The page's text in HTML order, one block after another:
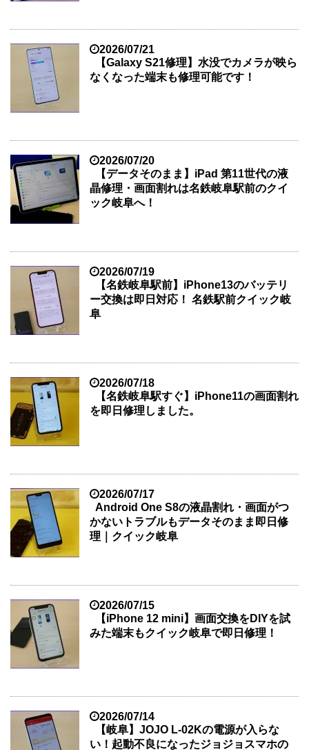
2026/07/21
【Galaxy S21修理】水没でカメラが映ら
なくなった端末も修理可能です！
2026/07/20
【データそのまま】iPad 第11世代の液
晶修理・画面割れは名鉄岐阜駅前のクイ
ック岐阜へ！
2026/07/19
【名鉄岐阜駅前】iPhone13のバッテリ
ー交換は即日対応！ 名鉄駅前クイック岐
阜
2026/07/18
【名鉄岐阜駅すぐ】iPhone11の画面割れ
を即日修理しました。
2026/07/17
Android One S8の液晶割れ・画面がつ
かないトラブルもデータそのまま即日修
理｜クイック岐阜
2026/07/15
【iPhone 12 mini】画面交換をDIYを試
みた端末もクイック岐阜で即日修理！
2026/07/14
【岐阜】JOJO L-02Kの電源が入らな
い！起動不良になったジョジョスマホの